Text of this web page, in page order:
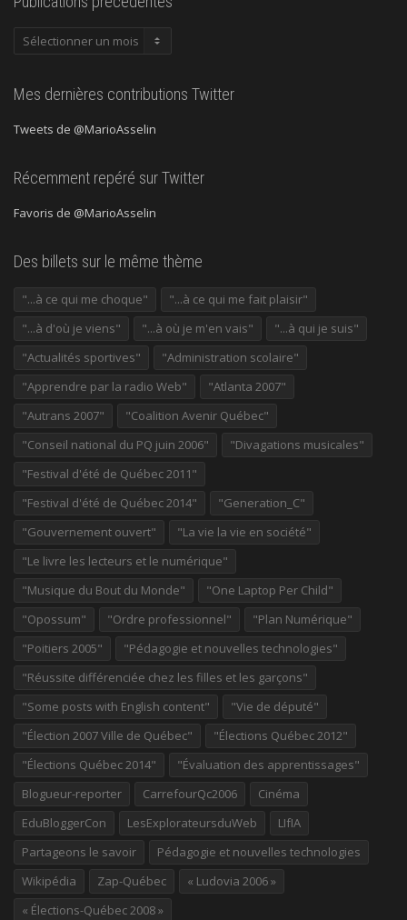
Publications
Mes dernières contributions Twitter
Tweets de @MarioAsselin
Récemment repéré sur Twitter
Favoris de @MarioAsselin
Des billets sur le même thème
"...à ce qui me choque"
"...à ce qui me fait plaisir"
"...à d'où je viens"
"...à où je m'en vais"
"...à qui je suis"
"Actualités sportives"
"Administration scolaire"
"Apprendre par la radio Web"
"Atlanta 2007"
"Autrans 2007"
"Coalition Avenir Québec"
"Conseil national du PQ juin 2006"
"Divagations musicales"
"Festival d'été de Québec 2011"
"Festival d'été de Québec 2014"
"Generation_C"
"Gouvernement ouvert"
"La vie la vie en société"
"Le livre les lecteurs et le numérique"
"Musique du Bout du Monde"
"One Laptop Per Child"
"Opossum"
"Ordre professionnel"
"Plan Numérique"
"Poitiers 2005"
"Pédagogie et nouvelles technologies"
"Réussite différenciée chez les filles et les garçons"
"Some posts with English content"
"Vie de député"
"Élection 2007 Ville de Québec"
"Élections Québec 2012"
"Élections Québec 2014"
"Évaluation des apprentissages"
Blogueur-reporter
CarrefourQc2006
Cinéma
EduBloggerCon
LesExplorateursduWeb
LIfIA
Partageons le savoir
Pédagogie et nouvelles technologies
Wikipédia
Zap-Québec
« Ludovia 2006 »
« Élections-Québec 2008 »